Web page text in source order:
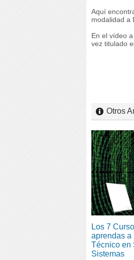
Aquí
modalidad a
En el vídeo
vez titulado
Otros
Los 7
aprendas a
Técnico en
Sistemas